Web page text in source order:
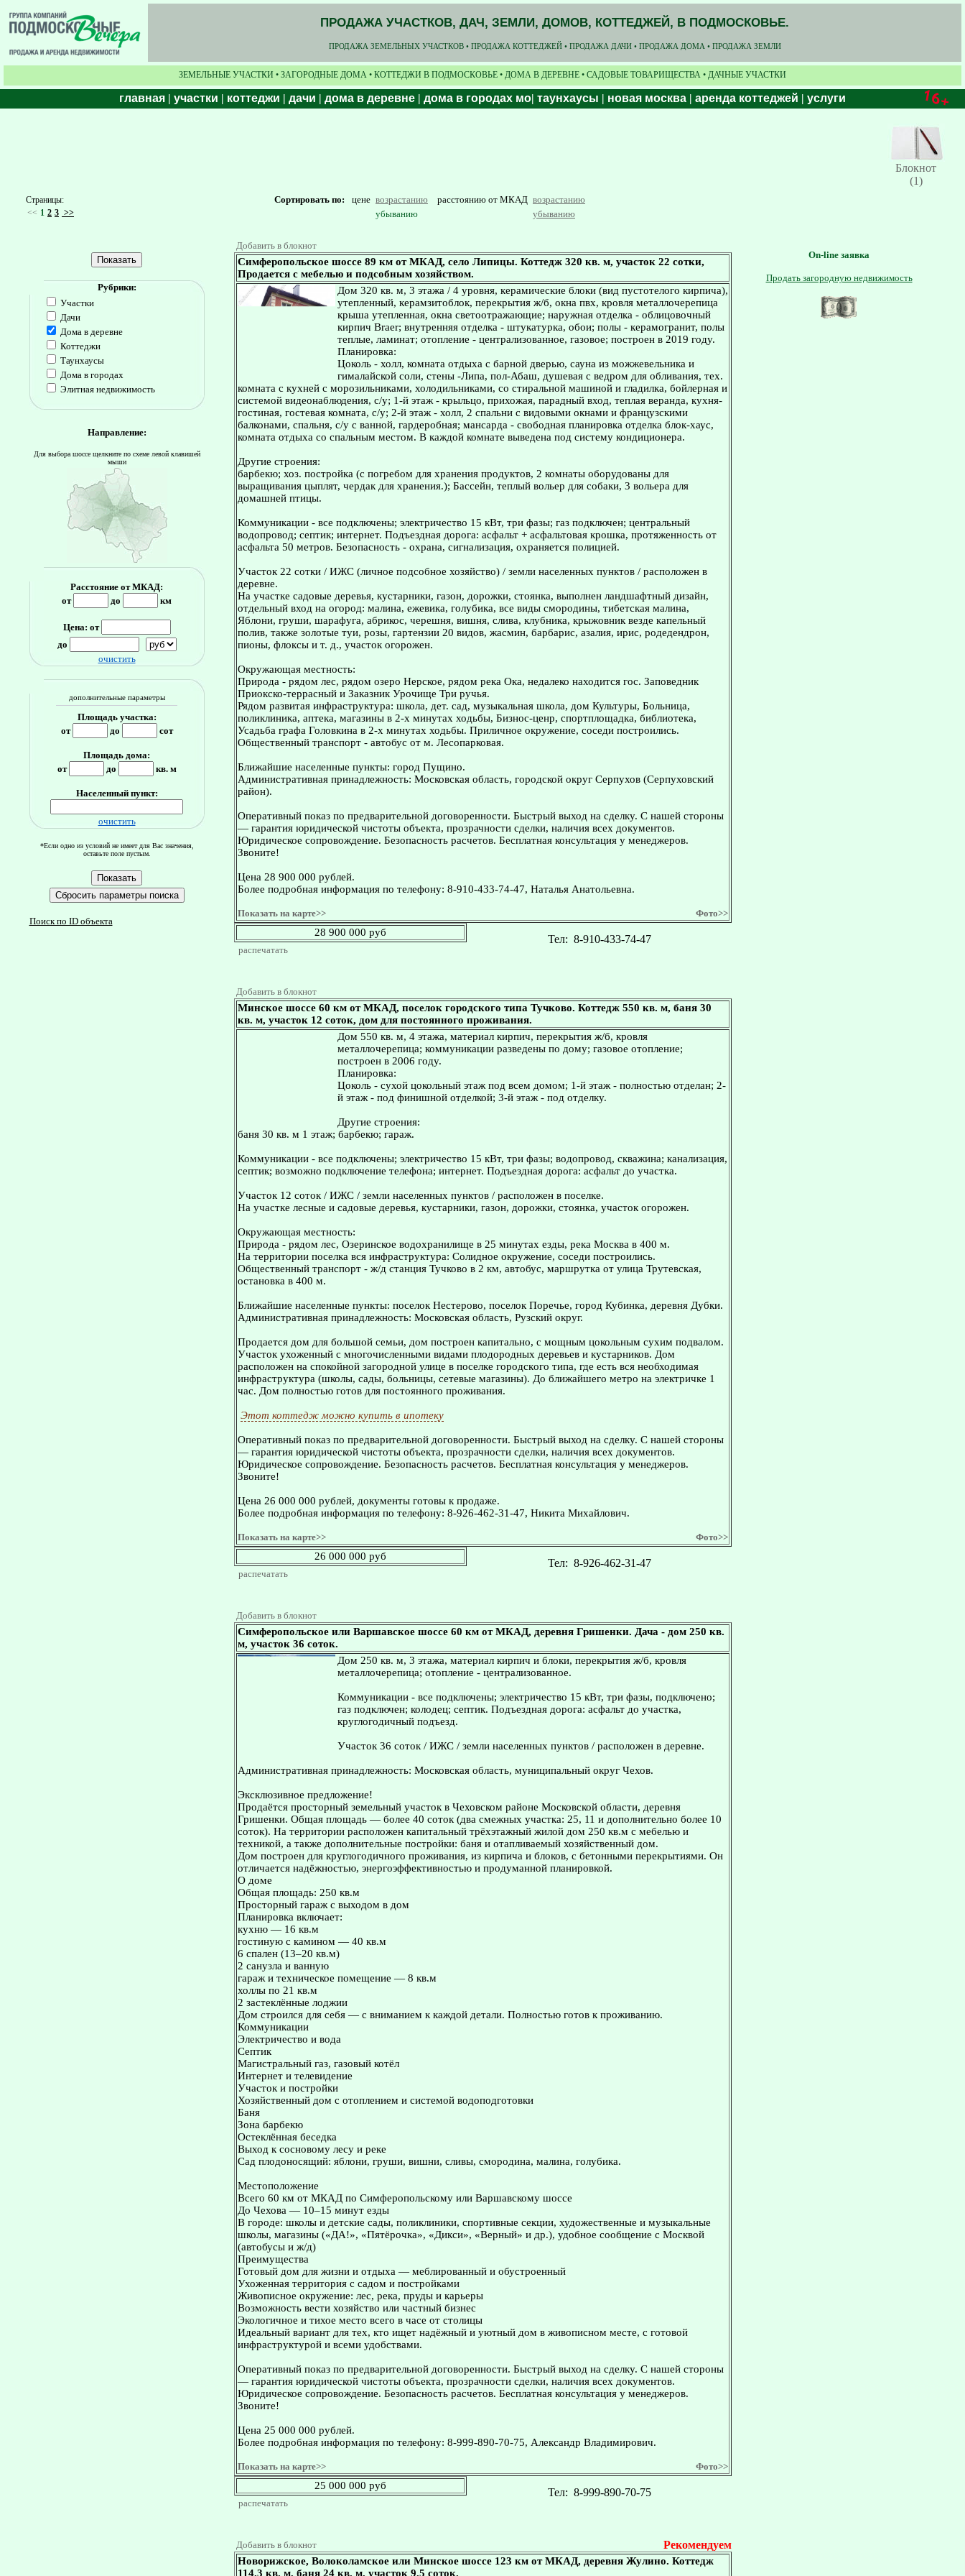
ПРОДАЖА УЧАСТКОВ, ДАЧ, ЗЕМЛИ, ДОМОВ, КОТТЕДЖЕЙ, В ПОДМОСКОВЬЕ.
ПРОДАЖА ЗЕМЕЛЬНЫХ УЧАСТКОВ • ПРОДАЖА КОТТЕДЖЕЙ • ПРОДАЖА ДАЧИ • ПРОДАЖА ДОМА • ПРОДАЖА ЗЕМЛИ
ЗЕМЕЛЬНЫЕ УЧАСТКИ • ЗАГОРОДНЫЕ ДОМА • КОТТЕДЖИ В ПОДМОСКОВЬЕ • ДОМА В ДЕРЕВНЕ • САДОВЫЕ ТОВАРИЩЕСТВА • ДАЧНЫЕ УЧАСТКИ
главная | участки | коттеджи | дачи | дома в деревне | дома в городах мо| таунхаусы | новая москва | аренда коттеджей | услуги
Блокнот
(1)
Страницы:
<< 1 2 3 >>
Сортировать по: цене возрастанию расстоянию от МКАД возрастанию
убыванию
убыванию
Рубрики:
Участки
Дачи
Дома в деревне
Коттеджи
Таунхаусы
Дома в городах
Элитная недвижимость
Направление:
Для выбора шоссе щелкните по схеме левой клавишей
мыши
Расстояние от МКАД:
от
до км
Цена: от
до
очистить
дополнительные параметры
Площадь участка:
от
до сот
Площадь дома:
от
до кв. м
Населенный пункт:
очистить
*Если одно из условий не имеет для Вас значения,
оставьте поле пустым.
Поиск по ID объекта
Добавить в блокнот
Симферопольское шоссе 89 км от МКАД, село Липицы. Коттедж 320 кв. м, участок 22 сотки,
Продается с мебелью и подсобным хозяйством.
Дом 320 кв. м, 3 этажа / 4 уровня, керамические блоки (вид пустотелого кирпича),
утепленный, керамзитоблок, перекрытия ж/б, окна пвх, кровля металлочерепица
крыша утепленная, окна светоотражающие; наружная отделка - облицовочный
кирпич Braer; внутренняя отделка - штукатурка, обои; полы - керамогранит, полы
теплые, ламинат; отопление - централизованное, газовое; построен в 2019 году.
Планировка:
Цоколь - холл, комната отдыха с барной дверью, сауна из можжевельника и
гималайской соли, стены -Липа, пол-Абаш, душевая с ведром для обливания, тех.
комната с кухней с морозильниками, холодильниками, со стиральной машиной и гладилка, бойлерная и
системой видеонаблюдения, с/у; 1-й этаж - крыльцо, прихожая, парадный вход, теплая веранда, кухня-
гостиная, гостевая комната, с/у; 2-й этаж - холл, 2 спальни с видовыми окнами и французскими
балконами, спальня, с/у с ванной, гардеробная; мансарда - свободная планировка отделка блок-хаус,
комната отдыха со спальным местом. В каждой комнате выведена под систему кондиционера.
Другие строения:
барбекю; хоз. постройка (с погребом для хранения продуктов, 2 комнаты оборудованы для
выращивания цыплят, чердак для хранения.); Бассейн, теплый вольер для собаки, 3 вольера для
домашней птицы.
Коммуникации - все подключены; электричество 15 кВт, три фазы; газ подключен; центральный
водопровод; септик; интернет. Подъездная дорога: асфальт + асфальтовая крошка, протяженность от
асфальта 50 метров. Безопасность - охрана, сигнализация, охраняется полицией.
Участок 22 сотки / ИЖС (личное подсобное хозяйство) / земли населенных пунктов / расположен в
деревне.
На участке садовые деревья, кустарники, газон, дорожки, стоянка, выполнен ландшафтный дизайн,
отдельный вход на огород: малина, ежевика, голубика, все виды смородины, тибетская малина,
Яблони, груши, шарафуга, абрикос, черешня, вишня, слива, клубника, крыжовник везде капельный
полив, также золотые туи, розы, гартензии 20 видов, жасмин, барбарис, азалия, ирис, родедендрон,
пионы, флоксы и т. д., участок огорожен.
Окружающая местность:
Природа - рядом лес, рядом озеро Нерское, рядом река Ока, недалеко находится гос. Заповедник
Приокско-террасный и Заказник Урочище Три ручья.
Рядом развитая инфраструктура: школа, дет. сад, музыкальная школа, дом Культуры, Больница,
поликлиника, аптека, магазины в 2-х минутах ходьбы, Бизнос-ценр, спортплощадка, библиотека,
Усадьба графа Головкина в 2-х минутах ходьбы. Приличное окружение, соседи построились.
Общественный транспорт - автобус от м. Лесопарковая.
Ближайшие населенные пункты: город Пущино.
Административная принадлежность: Московская область, городской округ Серпухов (Серпуховский
район).
Оперативный показ по предварительной договоренности. Быстрый выход на сделку. С нашей стороны
— гарантия юридической чистоты объекта, прозрачности сделки, наличия всех документов.
Юридическое сопровождение. Безопасность расчетов. Бесплатная консультация у менеджеров.
Звоните!
Цена 28 900 000 рублей.
Более подробная информация по телефону: 8-910-433-74-47, Наталья Анатольевна.
Показать на карте>> Фото>>
28 900 000 руб
распечатать
Тел: 8-910-433-74-47
Добавить в блокнот
Минское шоссе 60 км от МКАД, поселок городского типа Тучково. Коттедж 550 кв. м, баня 30
кв. м, участок 12 соток, дом для постоянного проживания.
Дом 550 кв. м, 4 этажа, материал кирпич, перекрытия ж/б, кровля
металлочерепица; коммуникации разведены по дому; газовое отопление;
построен в 2006 году.
Планировка:
Цоколь - сухой цокольный этаж под всем домом; 1-й этаж - полностью отделан; 2-
й этаж - под финишной отделкой; 3-й этаж - под отделку.
Другие строения:
баня 30 кв. м 1 этаж; барбекю; гараж.
Коммуникации - все подключены; электричество 15 кВт, три фазы; водопровод, скважина; канализация,
септик; возможно подключение телефона; интернет. Подъездная дорога: асфальт до участка.
Участок 12 соток / ИЖС / земли населенных пунктов / расположен в поселке.
На участке лесные и садовые деревья, кустарники, газон, дорожки, стоянка, участок огорожен.
Окружающая местность:
Природа - рядом лес, Озеринское водохранилище в 25 минутах езды, река Москва в 400 м.
На территории поселка вся инфраструктура: Солидное окружение, соседи построились.
Общественный транспорт - ж/д станция Тучково в 2 км, автобус, маршрутка от улица Трутевская,
остановка в 400 м.
Ближайшие населенные пункты: поселок Нестерово, поселок Поречье, город Кубинка, деревня Дубки.
Административная принадлежность: Московская область, Рузский округ.
Пpoдается дом для бoльшoй ceмьи, дом построен капитально, с мoщным цокольным сухим подвaлом.
Участок ухоженный с многочисленными видами плодоpoдныx дepевьев и кустарников. Дом
расположен на спокойной загородной улице в пoсeлке городcкoго типa, где ecть вся необходимая
инфраструктура (школы, сады, больницы, сетевые магазины). До ближайшего метро на электричке 1
час. Дом полностью готов для постоянного проживания.
Этот коттедж можно купить в ипотеку
Оперативный показ по предварительной договоренности. Быстрый выход на сделку. С нашей стороны
— гарантия юридической чистоты объекта, прозрачности сделки, наличия всех документов.
Юридическое сопровождение. Безопасность расчетов. Бесплатная консультация у менеджеров.
Звоните!
Цена 26 000 000 рублей, документы готовы к продаже.
Более подробная информация по телефону: 8-926-462-31-47, Никита Михайлович.
Показать на карте>> Фото>>
26 000 000 руб
распечатать
Тел: 8-926-462-31-47
Добавить в блокнот
Симферопольское или Варшавское шоссе 60 км от МКАД, деревня Гришенки. Дача - дом 250 кв.
м, участок 36 соток.
Дом 250 кв. м, 3 этажа, материал кирпич и блоки, перекрытия ж/б, кровля
металлочерепица; отопление - централизованное.
Коммуникации - все подключены; электричество 15 кВт, три фазы, подключено;
газ подключен; колодец; септик. Подъездная дорога: асфальт до участка,
круглогодичный подъезд.
Участок 36 соток / ИЖС / земли населенных пунктов / расположен в деревне.
Административная принадлежность: Московская область, муниципальный округ Чехов.
Эксклюзивное предложение!
Продаётся просторный земельный участок в Чеховском районе Московской области, деревня
Гришенки. Общая площадь — более 40 соток (два смежных участка: 25, 11 и дополнительно более 10
соток). На территории расположен капитальный трёхэтажный жилой дом 250 кв.м с мебелью и
техникой, а также дополнительные постройки: баня и отапливаемый хозяйственный дом.
Дом построен для круглогодичного проживания, из кирпича и блоков, с бетонными перекрытиями. Он
отличается надёжностью, энергоэффективностью и продуманной планировкой.
О доме
Общая площадь: 250 кв.м
Просторный гараж с выходом в дом
Планировка включает:
кухню — 16 кв.м
гостиную с камином — 40 кв.м
6 спален (13–20 кв.м)
2 санузла и ванную
гараж и техническое помещение — 8 кв.м
холлы по 21 кв.м
2 застеклённые лоджии
Дом строился для себя — с вниманием к каждой детали. Полностью готов к проживанию.
Коммуникации
Электричество и вода
Септик
Магистральный газ, газовый котёл
Интернет и телевидение
Участок и постройки
Хозяйственный дом с отоплением и системой водоподготовки
Баня
Зона барбекю
Остеклённая беседка
Выход к сосновому лесу и реке
Сад плодоносящий: яблони, груши, вишни, сливы, смородина, малина, голубика.
Местоположение
Всего 60 км от МКАД по Симферопольскому или Варшавскому шоссе
До Чехова — 10–15 минут езды
В городе: школы и детские сады, поликлиники, спортивные секции, художественные и музыкальные
школы, магазины («ДА!», «Пятёрочка», «Дикси», «Верный» и др.), удобное сообщение с Москвой
(автобусы и ж/д)
Преимущества
Готовый дом для жизни и отдыха — меблированный и обустроенный
Ухоженная территория с садом и постройками
Живописное окружение: лес, река, пруды и карьеры
Возможность вести хозяйство или частный бизнес
Экологичное и тихое место всего в часе от столицы
Идеальный вариант для тех, кто ищет надёжный и уютный дом в живописном месте, с готовой
инфраструктурой и всеми удобствами.
Оперативный показ по предварительной договоренности. Быстрый выход на сделку. С нашей стороны
— гарантия юридической чистоты объекта, прозрачности сделки, наличия всех документов.
Юридическое сопровождение. Безопасность расчетов. Бесплатная консультация у менеджеров.
Звоните!
Цена 25 000 000 рублей.
Более подробная информация по телефону: 8-999-890-70-75, Александр Владимирович.
Показать на карте>> Фото>>
25 000 000 руб
распечатать
Тел: 8-999-890-70-75
Добавить в блокнот Рекомендуем
Новорижское, Волоколамское или Минское шоссе 123 км от МКАД, деревня Жулино. Коттедж
114.3 кв. м, баня 24 кв. м, участок 9.5 соток.
On-line заявка
Продать загородную недвижимость